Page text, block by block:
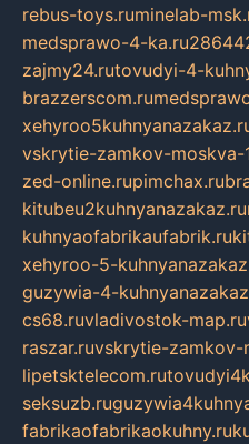
rebus-toys.ruminelab-
medsprawo-4-ka.ru
zajmy24.rutovudyi-4-
brazzerscom.ru
vskrytie-zamkov-moskva-
zed-online.rupimchax.ru
kitubeu2kuhnyanazakaz.ru
kuhnyaofabrikaufabrik.ru
xehyroo-5-
guzywia-4-
cs68.ruvladivostok-map.ru
raszar.ruvskrytie-zamkov-
lipetsktelecom.ru
seksuzb.ru
fabrikaofabrikaokuhny.ru